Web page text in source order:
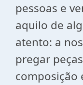
pessoas e
aquilo de
atento: a
pregar
composição